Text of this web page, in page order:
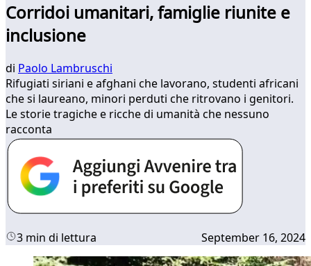
Corridoi umanitari, famiglie riunite e
inclusione
di Paolo Lambruschi
Rifugiati siriani e afghani che lavorano, studenti africani
che si laureano, minori perduti che ritrovano i genitori.
Le storie tragiche e ricche di umanità che nessuno
racconta
3 min di lettura September 16, 2024